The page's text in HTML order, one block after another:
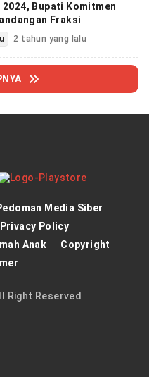
2024, Bupati Komitmen
Fraksi
2 tahun yang lalu
Media Siber
Privacy Policy
Anak
Copyright
Right Reserved